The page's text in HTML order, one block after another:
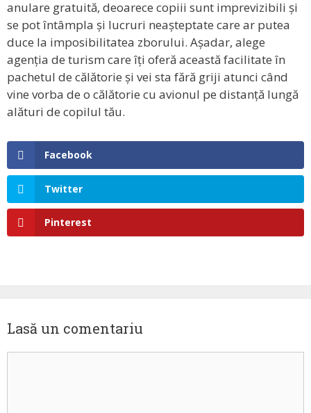
anulare gratuită, deoarece copiii sunt imprevizibili și
se pot întâmpla și lucruri neașteptate care ar putea
duce la imposibilitatea zborului. Așadar, alege
agenția de turism care îți oferă această facilitate în
pachetul de călătorie și vei sta fără griji atunci când
vine vorba de o călătorie cu avionul pe distanță lungă
alături de copilul tău.
Facebook
Twitter
Pinterest
Lasă un comentariu